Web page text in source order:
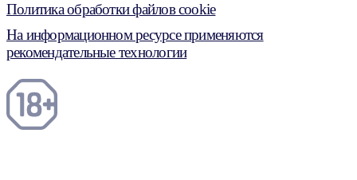
Политика обработки файлов cookie
На информационном ресурсе применяются
рекомендательные технологии